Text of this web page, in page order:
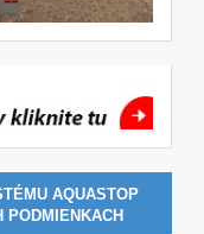
AQUASTOP
PODMIENKACH